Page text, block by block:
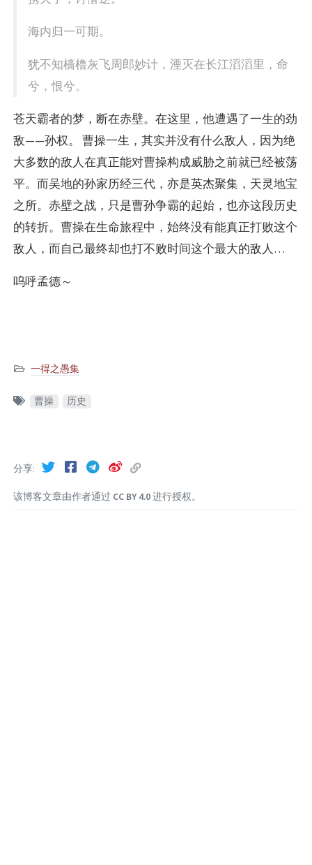
海内归一可期。
犹不知樯橹灰飞周郎妙计，湮灭在长江滔滔里，命
兮，恨兮。
苍天霸者的梦，断在赤壁。在这里，他遭遇了一生的劲
敌——孙权。 曹操一生，其实并没有什么敌人，因为绝
大多数的敌人在真正能对曹操构成威胁之前就已经被荡
平。而吴地的孙家历经三代，亦是英杰聚集，天灵地宝
之所。赤壁之战，只是曹孙争霸的起始，也亦这段历史
的转折。曹操在生命旅程中，始终没有能真正打败这个
敌人，而自己最终却也打不败时间这个最大的敌人…
呜呼孟德～
一得之愚集
曹操 历史
该博客文章由作者通过 CC BY 4.0进行授权。
分享